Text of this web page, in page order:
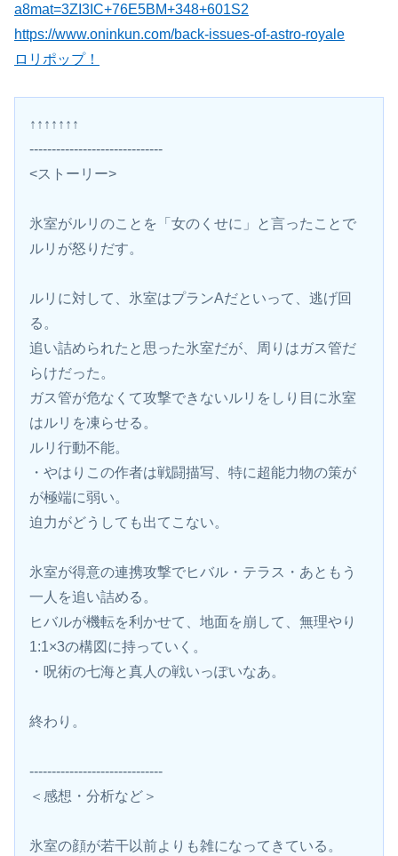
a8mat=3ZI3IC+76E5BM+348+601S2
https://www.oninkun.com/back-issues-of-astro-royale
ロリポップ！
↑↑↑↑↑↑↑
------------------------------
<ストーリー>
氷室がルリのことを「女のくせに」と言ったことで
ルリが怒りだす。
ルリに対して、氷室はプランAだといって、逃げ回
る。
追い詰められたと思った氷室だが、周りはガス管だ
らけだった。
ガス管が危なくて攻撃できないルリをしり目に氷室
はルリを凍らせる。
ルリ行動不能。
・やはりこの作者は戦闘描写、特に超能力物の策が
が極端に弱い。
迫力がどうしても出てこない。
氷室が得意の連携攻撃でヒバル・テラス・あともう
一人を追い詰める。
ヒバルが機転を利かせて、地面を崩して、無理やり
1:1×3の構図に持っていく。
・呪術の七海と真人の戦いっぽいなあ。
終わり。
------------------------------
＜感想・分析など＞
氷室の顔が若干以前よりも雑になってきている。